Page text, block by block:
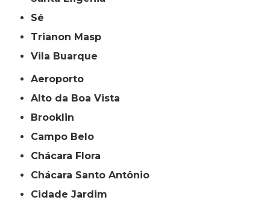
Sé
Trianon Masp
Vila Buarque
Aeroporto
Alto da Boa Vista
Brooklin
Campo Belo
Chácara Flora
Chácara Santo Antônio
Cidade Jardim